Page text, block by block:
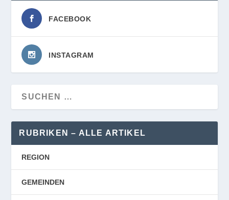
FACEBOOK
INSTAGRAM
RUBRIKEN – ALLE ARTIKEL
REGION
GEMEINDEN